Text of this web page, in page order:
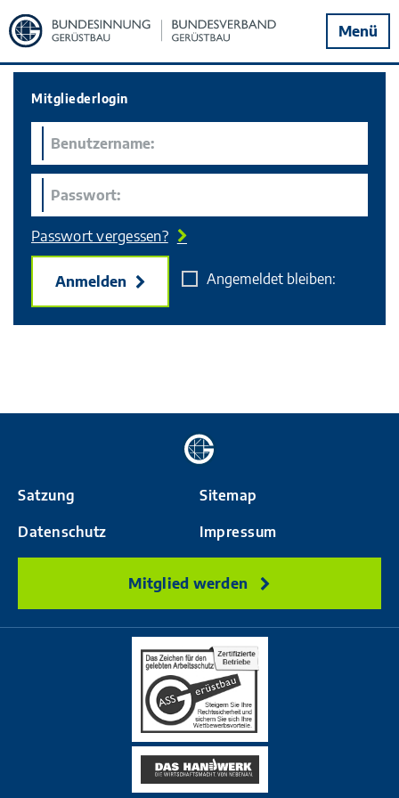
Zur
Startseite
Menü
Mitgliederlogin
Passwort vergessen?
Anmelden Angemeldet bleiben:
Zur
Startseite
Satzung Sitemap
Datenschutz Impressum
Mitglied werden